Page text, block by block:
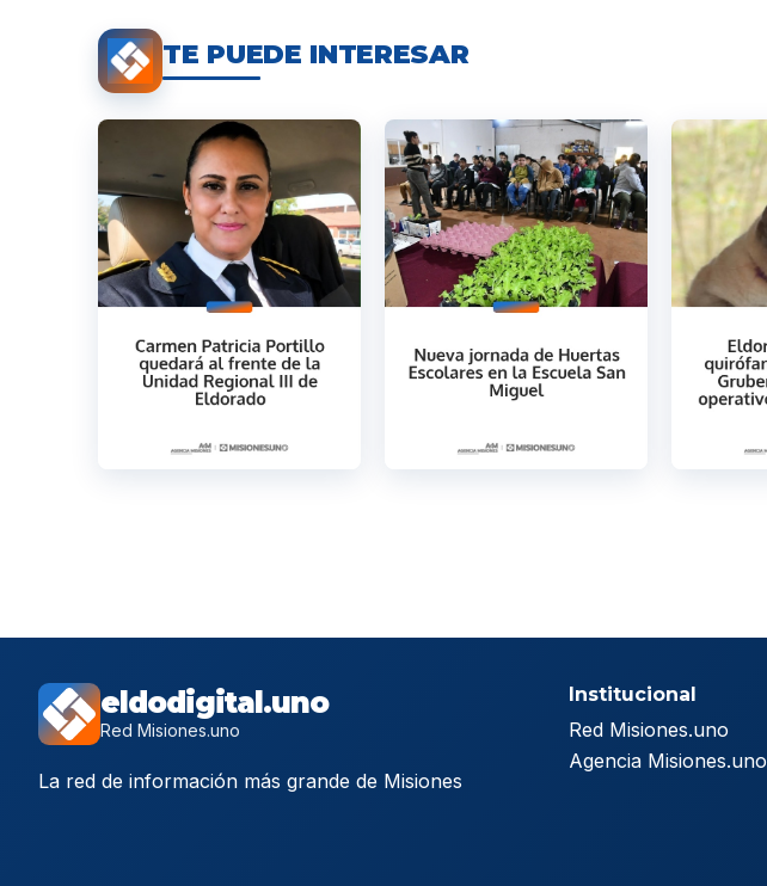
TE PUEDE INTERESAR
eldodigital.uno
Red Misiones.uno
La red de información más grande de Misiones
Institucional
Red Misiones.uno
Agencia Misiones.uno